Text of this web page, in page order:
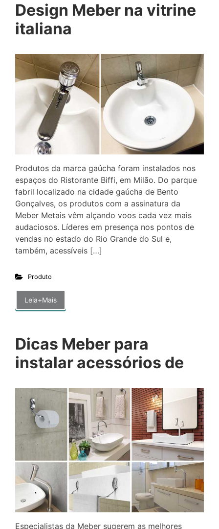
Design Meber na vitrine
italiana
Produtos da marca gaúcha foram instalados nos
espaços do Ristorante Biffi, em Milão. Do parque
fabril localizado na cidade gaúcha de Bento
Gonçalves, os produtos com a assinatura da
Meber Metais vêm alçando voos cada vez mais
audaciosos. Líderes em presença nos pontos de
vendas no estado do Rio Grande do Sul e,
também, acessíveis […]
Produto
Leia+Mais
Dicas Meber para
instalar acessórios de
Especialistas da Meber sugerem as melhores